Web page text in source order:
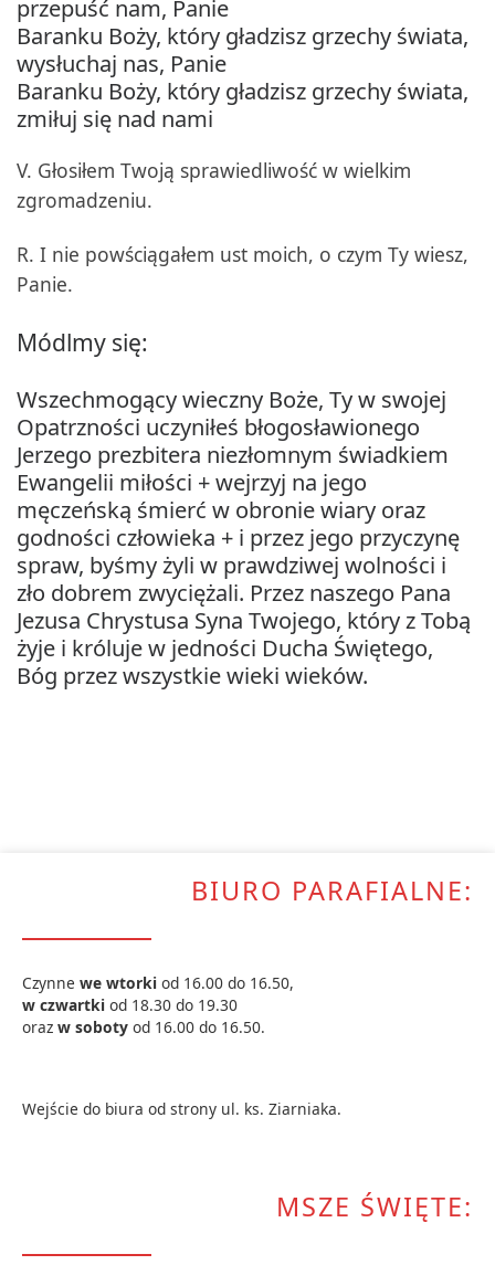
przepuść nam, Panie
Baranku Boży, który gładzisz grzechy świata,
wysłuchaj nas, Panie
Baranku Boży, który gładzisz grzechy świata,
zmiłuj się nad nami
V. Głosiłem Twoją sprawiedliwość w wielkim
zgromadzeniu.
R. I nie powściągałem ust moich, o czym Ty wiesz,
Panie.
Módlmy się:
Wszechmogący wieczny Boże, Ty w swojej
Opatrzności uczyniłeś błogosławionego
Jerzego prezbitera niezłomnym świadkiem
Ewangelii miłości + wejrzyj na jego
męczeńską śmierć w obronie wiary oraz
godności człowieka + i przez jego przyczynę
spraw, byśmy żyli w prawdziwej wolności i
zło dobrem zwyciężali. Przez naszego Pana
Jezusa Chrystusa Syna Twojego, który z Tobą
żyje i króluje w jedności Ducha Świętego,
Bóg przez wszystkie wieki wieków.
BIURO PARAFIALNE:
Czynne we wtorki od 16.00 do 16.50,
w czwartki od 18.30 do 19.30
oraz w soboty od 16.00 do 16.50.
Wejście do biura od strony ul. ks. Ziarniaka.
MSZE ŚWIĘTE: